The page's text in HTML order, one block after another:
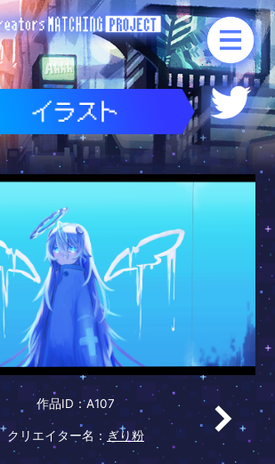
作品ID：A107
クリエイター名： ぎり粉